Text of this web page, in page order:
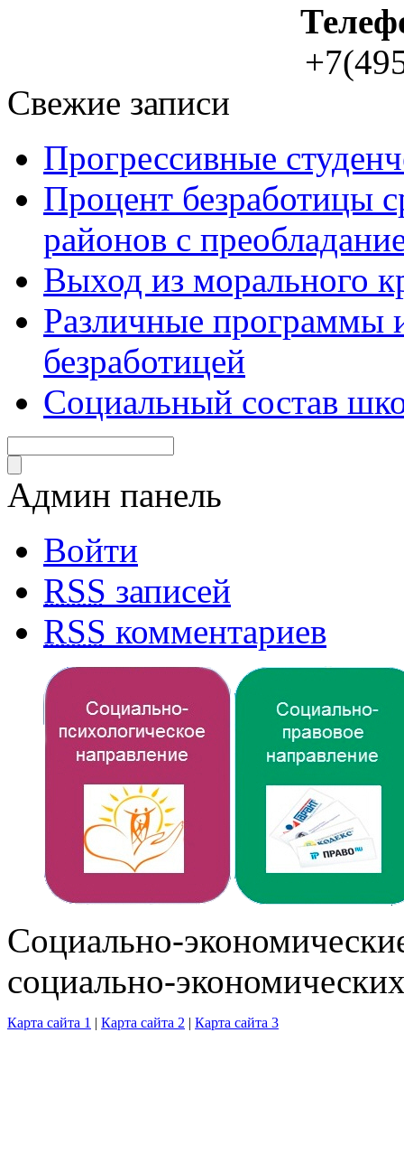
Свежие записи
Прогрессивные
Процент безработицы
районов с
Выход из морального
Различные программы
безработицей
Социальный состав
Админ панель
Войти
RSS записей
RSS комментариев
Cоциально-
социально-
Карта сайта 1 | Карта сайта 2 | Карта сайта 3